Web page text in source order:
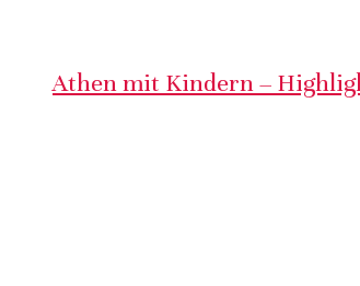
Athen mit Kindern –